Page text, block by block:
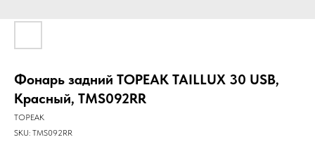
Фонарь задний TOPEAK TAILLUX 30 USB,
Красный, TMS092RR
TOPEAK
SKU: TMS092RR